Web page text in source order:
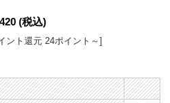
(税込)
ント還元 24ポイント～]